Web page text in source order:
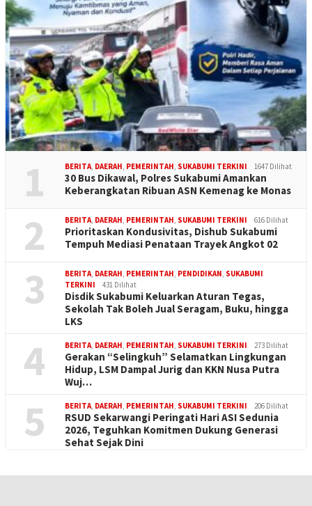
1 BERITA, DAERAH, PEMERINTAH, SUKABUMI TERKINI 1647 Dilihat
30 Bus Dikawal, Polres Sukabumi Amankan
Keberangkatan Ribuan ASN Kemenag ke Monas
2 BERITA, DAERAH, PEMERINTAH, SUKABUMI TERKINI 616 Dilihat
Prioritaskan Kondusivitas, Dishub Sukabumi
Tempuh Mediasi Penataan Trayek Angkot 02
3 BERITA, DAERAH, PEMERINTAH, PENDIDIKAN, SUKABUMI
TERKINI
431 Dilihat
Disdik Sukabumi Keluarkan Aturan Tegas,
Sekolah Tak Boleh Jual Seragam, Buku, hingga
LKS
4 BERITA, DAERAH, PEMERINTAH, SUKABUMI TERKINI 273 Dilihat
Gerakan “Selingkuh” Selamatkan Lingkungan
Hidup, LSM Dampal Jurig dan KKN Nusa Putra
Wuj…
5 BERITA, DAERAH, PEMERINTAH, SUKABUMI TERKINI 206 Dilihat
RSUD Sekarwangi Peringati Hari ASI Sedunia
2026, Teguhkan Komitmen Dukung Generasi
Sehat Sejak Dini